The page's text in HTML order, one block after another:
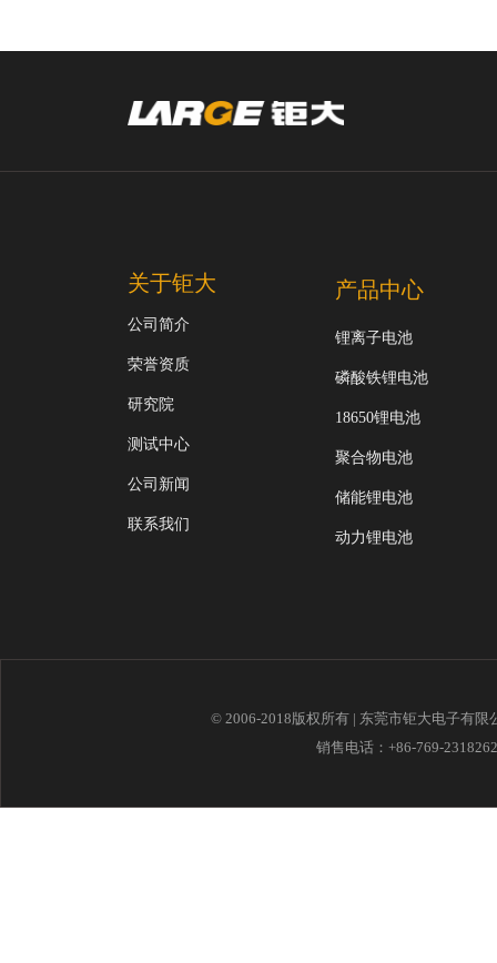
关于钜大
公司简介
荣誉资质
研究院
测试中心
公司新闻
联系我们
产品中心
锂离子电池
磷酸铁锂电池
18650锂电池
聚合物电池
储能锂电池
动力锂电池
© 2006-2018版权所有 | 东莞市钜大电子有
销售电话：+86-769-